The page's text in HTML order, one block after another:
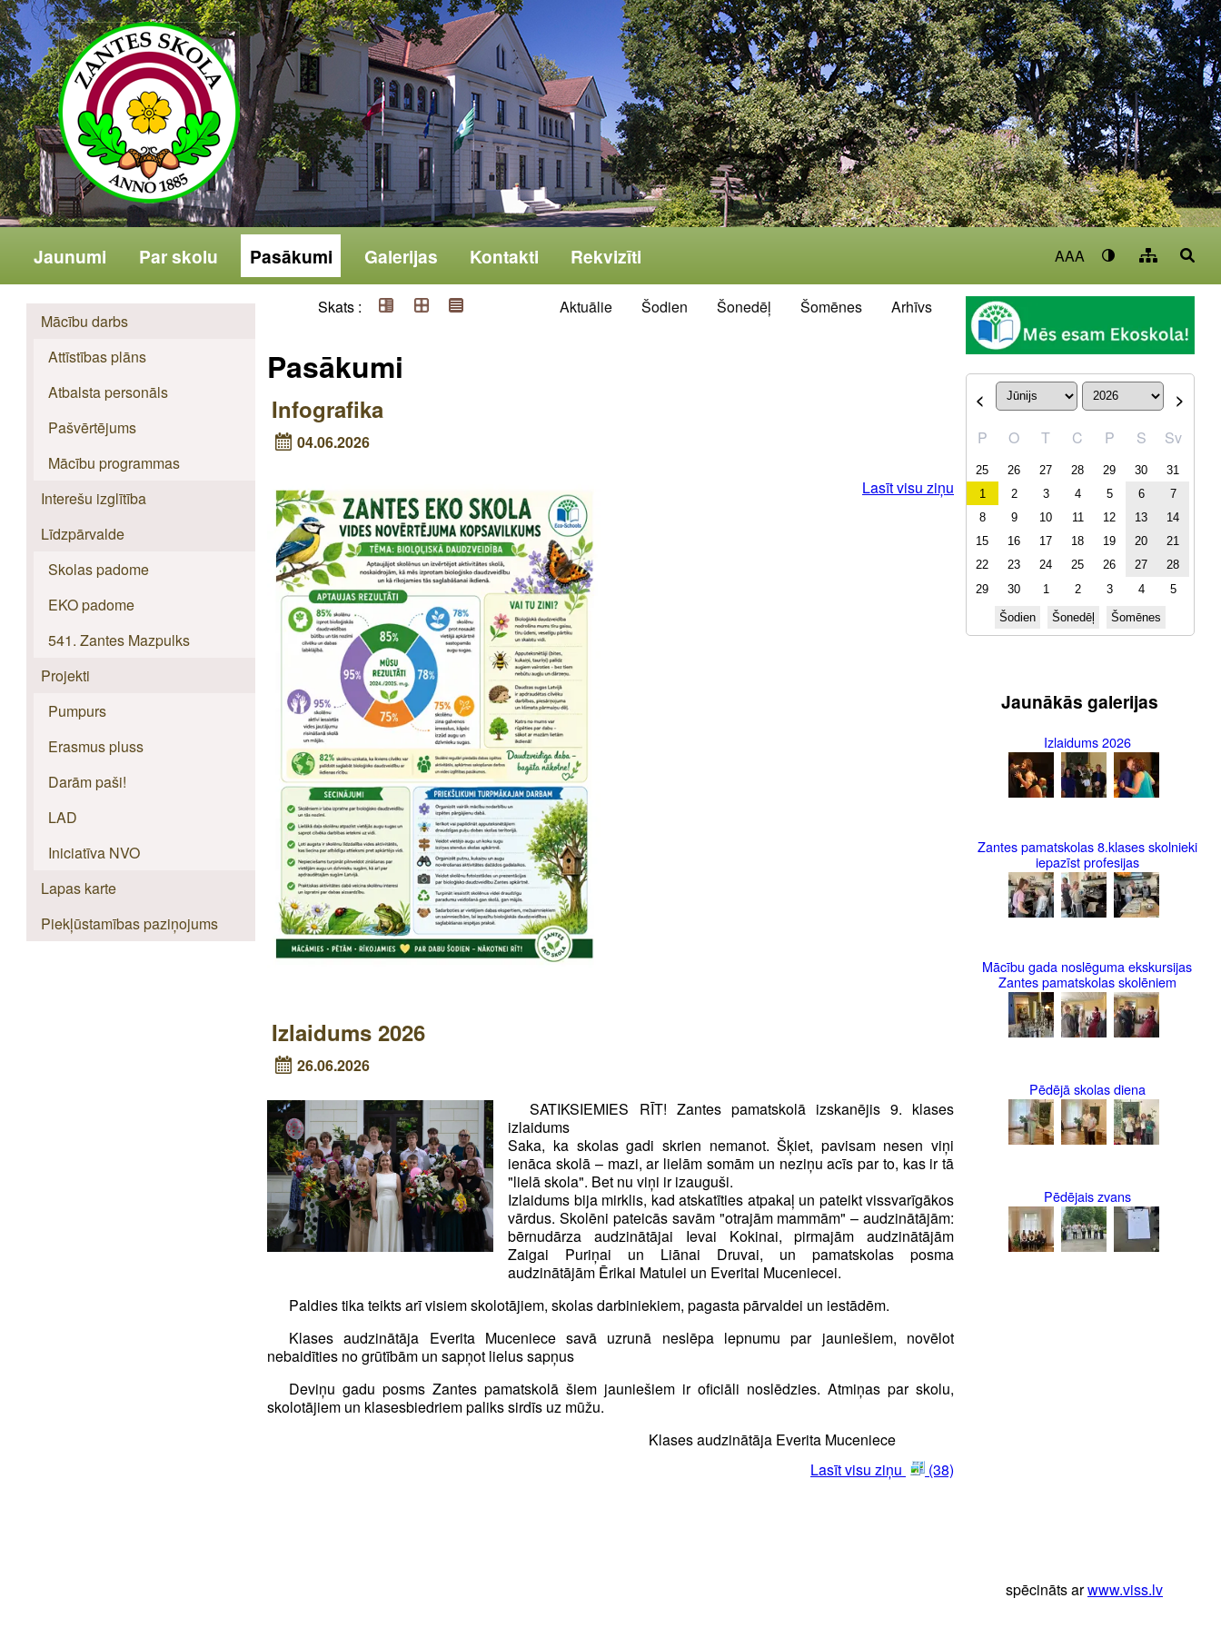
Jaunumi Par skolu Pasākumi Galerijas Kontakti Rekvizīti AAA
Mācību darbs
Attīstības plāns
Atbalsta personāls
Pašvērtējums
Mācību programmas
Interešu izglītība
Līdzpārvalde
Skolas padome
EKO padome
541. Zantes Mazpulks
Projekti
Pumpurs
Erasmus pluss
Darām paši!
LAD
Iniciatīva NVO
Lapas karte
Piekļūstamības paziņojums
Skats : Aktuālie Šodien Šonedēļ Šomēnes Arhīvs
Pasākumi
Infografika
04.06.2026
Lasīt visu ziņu
Izlaidums 2026
26.06.2026
SATIKSIEMIES RĪT! Zantes pamatskolā izskanējis 9. klases
izlaidums
Saka, ka skolas gadi skrien nemanot. Šķiet, pavisam nesen viņi
ienāca skolā – mazi, ar lielām somām un neziņu acīs par to, kas ir tā
"lielā skola". Bet nu viņi ir izauguši.
Izlaidums bija mirklis, kad atskatīties atpakaļ un pateikt vissvarīgākos
vārdus. Skolēni pateicās savām "otrajām mammām" – audzinātājām:
bērnudārza audzinātājai Ievai Kokinai, pirmajām audzinātājām
Zaigai Puriņai un Liānai Druvai, un pamatskolas posma
audzinātājām Ērikai Matulei un Everitai Muceniecei.
Paldies tika teikts arī visiem skolotājiem, skolas darbiniekiem, pagasta pārvaldei un iestādēm.
Klases audzinātāja Everita Muceniece savā uzrunā neslēpa lepnumu par jauniešiem, novēlot
nebaidīties no grūtībām un sapņot lielus sapņus
Deviņu gadu posms Zantes pamatskolā šiem jauniešiem ir oficiāli noslēdzies. Atmiņas par skolu,
skolotājiem un klasesbiedriem paliks sirdīs uz mūžu.
Klases audzinātāja Everita Muceniece
Lasīt visu ziņu
(38)
<
>
P
O T C P S Sv
25 26 27 28 29 30
31
1
2 3 4 5 6
7
8
9 10 11 12 13
14
15
16 17 18 19 20
21
22
23 24 25 26 27
28
29
30 1 2 3 4 5
Šodien Šonedēļ Šomēnes
Jaunākās galerijas
Izlaidums 2026
Zantes pamatskolas 8.klases skolnieki
iepazīst profesijas
Mācību gada noslēguma ekskursijas
Zantes pamatskolas skolēniem
Pēdējā skolas diena
Pēdējais zvans
spēcināts arwww.viss.lv